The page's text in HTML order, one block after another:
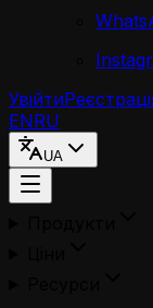
Увійти
ENRU
UA